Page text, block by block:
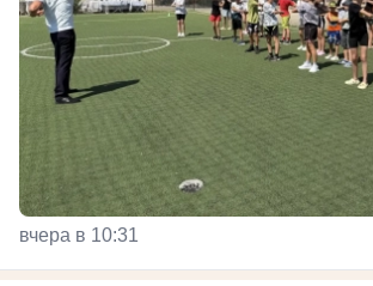
вчера в 10:31